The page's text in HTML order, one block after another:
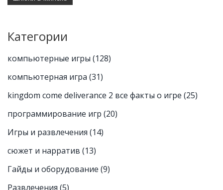
Категории
компьютерные игры (128)
компьютерная игра (31)
kingdom come deliverance 2 все факты о игре (25)
программирование игр (20)
Игры и развлечения (14)
сюжет и нарратив (13)
Гайды и оборудование (9)
Развлечения (5)